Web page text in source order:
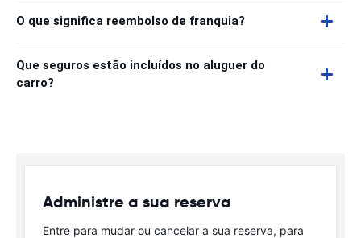
O que significa reembolso de franquia?
Que seguros estão incluídos no aluguer do
carro?
Administre a sua reserva
Entre para mudar ou cancelar a sua reserva, para